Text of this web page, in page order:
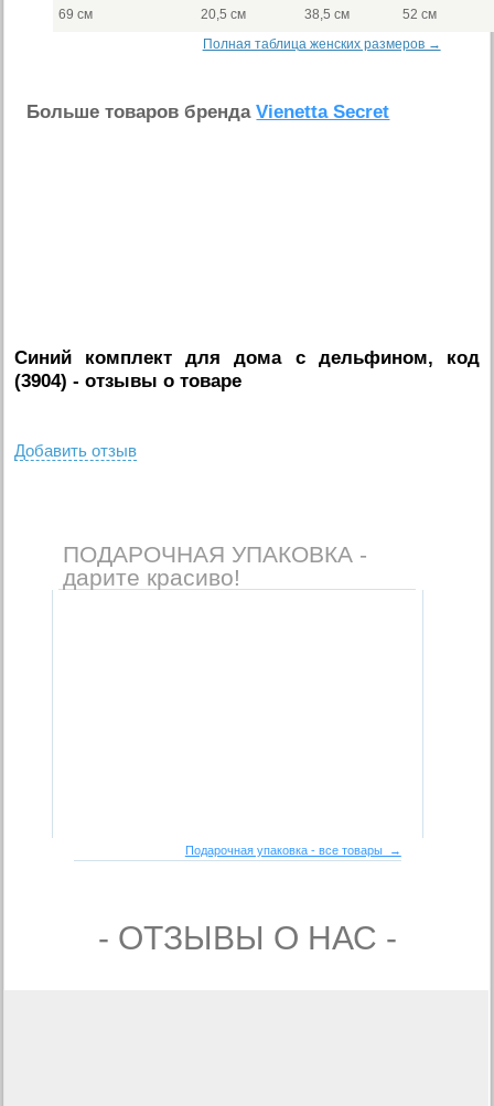
69 см 20,5 см 38,5 см
52 см
Полная таблица женских размеров →
Больше товаров брендаVienetta Secret
Синий комплект для дома с дельфином, код
(3904) - отзывы о товаре
Добавить отзыв
ПОДАРОЧНАЯ УПАКОВКА -
дарите красиво!
Подарочная упаковка - все товары →
- ОТЗЫВЫ О НАС -